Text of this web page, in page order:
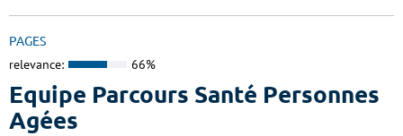
PAGES
relevance: 66%
Equipe Parcours Santé Personnes
Agées